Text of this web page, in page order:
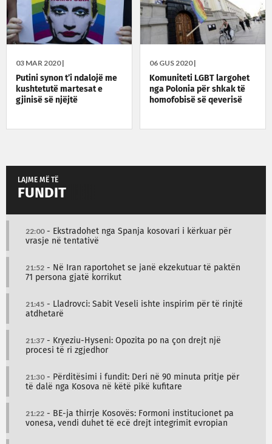
06 GUS 2020 |
Komuniteti LGBT largohet
nga Polonia për shkak të
homofobisë së qeverisë
03 MAR 2020 |
Putini synon t’i ndalojë me
kushtetutë martesat e
gjinisë së njëjtë
LAJME MË TË
FUNDIT
22:00- Ekstradohet nga Spanja kosovari i kërkuar për
vrasje në tentativë
21:52 - Në Iran raportohet se janë ekzekutuar të paktën
71 persona gjatë korrikut
21:45 - Lladrovci: Sabit Veseli ishte inspirim për të rinjtë
atdhetarë
21:37 - Kryeziu-Hyseni: Opozita po na çon drejt një
procesi të ri zgjedhor
21:30- Përditësimi i fundit: Deri në 90 minuta pritje për
të dalë nga Kosova në këtë pikë kufitare
21:22 - BE-ja thirrje Kosovës: Formoni institucionet pa
vonesa, vendi duhet të ecë drejt integrimit evropian